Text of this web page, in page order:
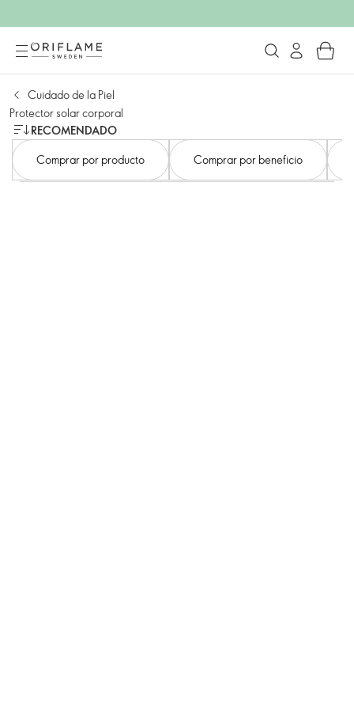
Cuidado de la Piel
Protector solar corporal
RECOMENDADO
Comprar por producto
Comprar por beneficio